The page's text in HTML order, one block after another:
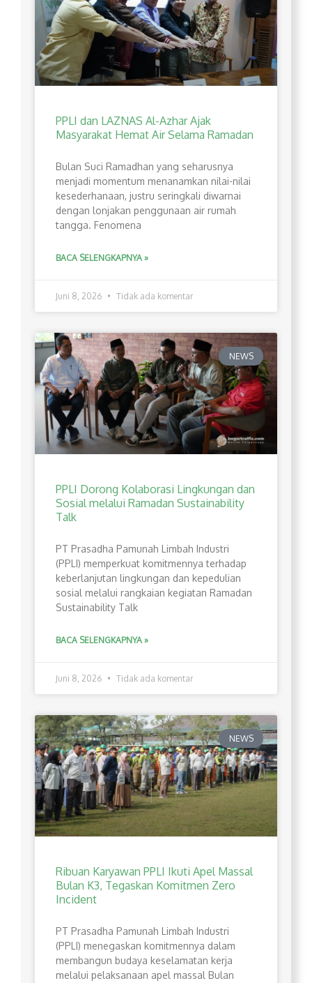
PPLI dan LAZNAS Al-Azhar Ajak
Masyarakat Hemat Air Selama Ramadan
Bulan Suci Ramadhan yang seharusnya
menjadi momentum menanamkan nilai-nilai
kesederhanaan, justru seringkali diwarnai
dengan lonjakan penggunaan air rumah
tangga. Fenomena
BACA SELENGKAPNYA »
Juni 8, 2026 Tidak ada komentar
NEWS
PPLI Dorong Kolaborasi Lingkungan dan
Sosial melalui Ramadan Sustainability
Talk
PT Prasadha Pamunah Limbah Industri
(PPLI) memperkuat komitmennya terhadap
keberlanjutan lingkungan dan kepedulian
sosial melalui rangkaian kegiatan Ramadan
Sustainability Talk
BACA SELENGKAPNYA »
Juni 8, 2026 Tidak ada komentar
NEWS
Ribuan Karyawan PPLI Ikuti Apel Massal
Bulan K3, Tegaskan Komitmen Zero
Incident
PT Prasadha Pamunah Limbah Industri
(PPLI) menegaskan komitmennya dalam
membangun budaya keselamatan kerja
melalui pelaksanaan apel massal Bulan